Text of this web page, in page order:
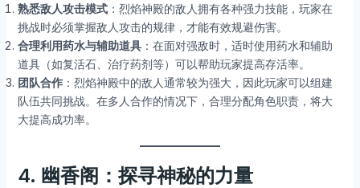
熟悉敌人攻击模式：烈焰神殿的敌人拥有各种强力技能，玩家在
挑战时必须掌握敌人攻击的规律，才能有效规避伤害。
合理利用药水与辅助道具：在面对强敌时，适时使用药水和辅助
道具（如复活石、治疗药剂等）可以帮助玩家提高存活率。
团队合作：烈焰神殿中的敌人通常较为强大，因此玩家可以组建
队伍共同挑战。在多人合作的情况下，合理分配角色职责，将大
大提高成功率。
4. 幽香阁：探寻神秘的力量